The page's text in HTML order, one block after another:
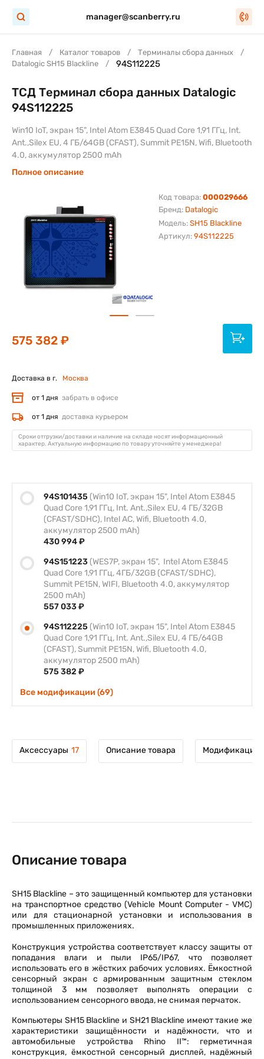
manager@scanberry.ru
Главная Каталог товаров
Терминалы сбора данных
Datalogic SH15 Blackline
94S112225
Бренд: Datalogic
Модель: SH15 Blackline
Код товара: 000029666
Артикул: 94S112225
ТСД Терминал сбора данных Datalogic
94S112225
Win10 IoT, экран 15", Intel Atom E3845 Quad Core 1,91 ГГц, Int.
Ant.,Silex EU, 4 ГБ/64GB (CFAST), Summit PE15N, Wifi, Bluetooth
4.0, аккумулятор 2500 mAh
Полное описание
94S101435 (Win10 IoT, экран 15", Intel Atom E3845
Quad Core 1,91 ГГц, Int. Ant.,Silex EU, 4 ГБ/32GB
(CFAST/SDHC), Intel AC, Wifi, Bluetooth 4.0,
аккумулятор 2500 mAh)
430 994 ₽
94S151223 (WES7P, экран 15", Intel Atom E3845
Quad Core 1,91 ГГц, 4ГБ/32GB (CFAST/SDHC),
Summit PE15N, WIFI, Bluetooth 4.0, аккумулятор
2500 mAh)
557 033 ₽
94S112225 (Win10 IoT, экран 15", Intel Atom E3845
Quad Core 1,91 ГГц, Int. Ant.,Silex EU, 4 ГБ/64GB
(CFAST), Summit PE15N, Wifi, Bluetooth 4.0,
аккумулятор 2500 mAh)
575 382 ₽
Все модификации (69)
575 382 ₽
Доставка в г. Москва
от 1 дня забрать в офисе
от 1 дня доставка курьером
Сроки отгрузки/доставки и наличие на складе носят информационный
характер. Актуальную информацию по товару уточняйте у менеджера!
Аксессуары 17 Описание товара Модификации
Описание товара
SH15 Blackline – это защищенный компьютер для установки
на транспортное средство (Vehicle Mount Computer - VMC)
или для стационарной установки и использования в
промышленных приложениях.
Конструкция устройства соответствует классу защиты от
попадания влаги и пыли IP65/IP67, что позволяет
использовать его в жёстких рабочих условиях. Ёмкостной
сенсорный экран с армированным защитным стеклом
толщиной 3 мм позволяет выполнять операции с
использованием сенсорного ввода, не снимая перчаток.
Компьютеры SH15 Blackline и SH21 Blackline имеют такие же
характеристики защищённости и надёжности, что и
автомобильные устройства Rhino II™: герметичная
конструкция, ёмкостной сенсорный дисплей, надёжный